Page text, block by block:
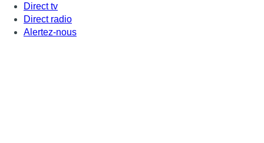
Direct tv
Direct radio
Alertez-nous